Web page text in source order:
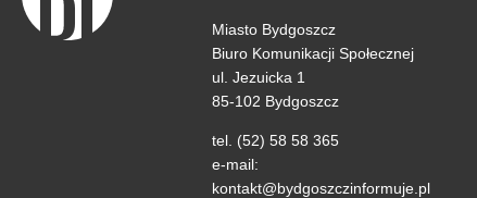
Miasto Bydgoszcz
Biuro Komunikacji Społecznej
ul. Jezuicka 1
85-102 Bydgoszcz
tel. (52) 58 58 365
e-mail:
kontakt@bydgoszczinformuje.pl